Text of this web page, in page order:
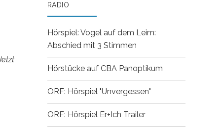
RADIO
Hörspiel: Vogel auf dem Leim:
Abschied mit 3 Stimmen
Hörstücke auf CBA Panoptikum
ORF: Hörspiel "Unvergessen"
ORF: Hörspiel Er+Ich Trailer